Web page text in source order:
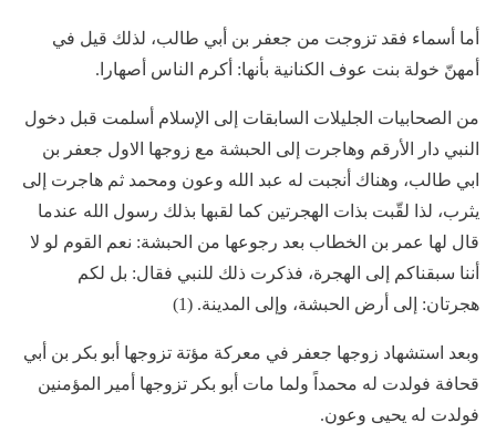
أما أسماء فقد تزوجت من جعفر بن أبي طالب، لذلك قيل في
أمهنّ خولة بنت عوف الكنانية بأنها: أكرم الناس أصهارا.
من الصحابيات الجليلات السابقات إلى الإسلام أسلمت قبل دخول
النبي دار الأرقم وهاجرت إلى الحبشة مع زوجها الاول جعفر بن
ابي طالب، وهناك أنجبت له عبد الله وعون ومحمد ثم هاجرت إلى
يثرب، لذا لقّبت بذات الهجرتين كما لقبها بذلك رسول الله عندما
قال لها عمر بن الخطاب بعد رجوعها من الحبشة: نعم القوم لو لا
أننا سبقناكم إلى الهجرة، فذكرت ذلك للنبي فقال: بل لكم
هجرتان: إلى أرض الحبشة، وإلى المدينة. (1)
وبعد استشهاد زوجها جعفر في معركة مؤتة تزوجها أبو بكر بن أبي
قحافة فولدت له محمداً ولما مات أبو بكر تزوجها أمير المؤمنين
فولدت له يحيى وعون.